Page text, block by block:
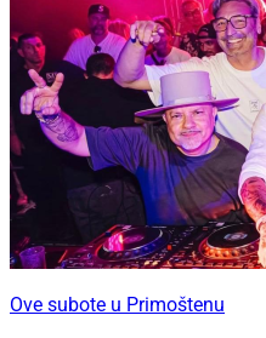
Ove subote u Primoštenu